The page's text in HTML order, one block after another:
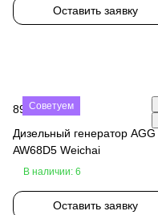
Оставить заявку
Советуем
890 000 ₽
Дизельный генератор AGG
AW68D5 Weichai
В наличии: 6
Оставить заявку